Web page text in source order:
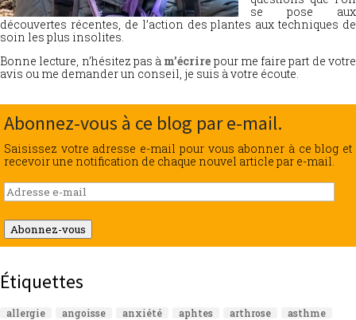
se pose aux
découvertes récentes, de l’action des plantes aux techniques de
soin les plus insolites.
Bonne lecture, n’hésitez pas à m’écrire pour me faire part de votre
avis ou me demander un conseil, je suis à votre écoute.
Abonnez-vous à ce blog par e-mail.
Saisissez votre adresse e-mail pour vous abonner à ce blog et
recevoir une notification de chaque nouvel article par e-mail.
Adresse
e-
mail
Abonnez-vous
Étiquettes
allergie angoisse anxiété aphtes arthrose
asthme